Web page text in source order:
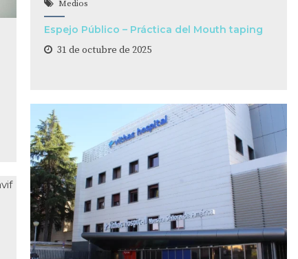
Medios
Espejo Público – Práctica del Mouth taping
31 de octubre de 2025